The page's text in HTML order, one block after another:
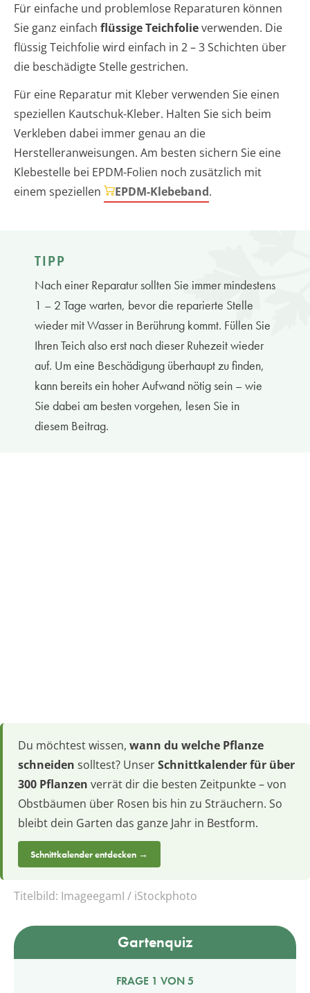
Für einfache und problemlose Reparaturen können
Sie ganz einfach flüssige Teichfolieverwenden. Die
flüssig Teichfolie wird einfach in 2 – 3 Schichten über
die beschädigte Stelle gestrichen.
Für eine Reparatur mit Kleber verwenden Sie einen
speziellen Kautschuk-Kleber. Halten Sie sich beim
Verkleben dabei immer genau an die
Herstelleranweisungen. Am besten sichern Sie eine
Klebestelle bei EPDM-Folien noch zusätzlich mit
einem speziellen
EPDM-Klebeband.
TIPP
Nach einer Reparatur sollten Sie immer mindestens
1 – 2 Tage warten, bevor die reparierte Stelle
wieder mit Wasser in Berührung kommt. Füllen Sie
Ihren Teich also erst nach dieser Ruhezeit wieder
auf. Um eine Beschädigung überhaupt zu finden,
kann bereits ein hoher Aufwand nötig sein – wie
Sie dabei am besten vorgehen, lesen Sie in
diesem Beitrag.
Du möchtest wissen, wann du welche Pflanze
schneiden solltest? UnserSchnittkalender für über
300 Pflanzen verrät dir die besten Zeitpunkte – von
Obstbäumen über Rosen bis hin zu Sträuchern. So
bleibt dein Garten das ganze Jahr in Bestform.
Schnittkalender entdecken →
Titelbild: ImageegamI / iStockphoto
Gartenquiz
FRAGE 1 VON 5